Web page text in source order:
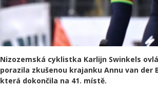
Nizozemská cyklistka Karlijn Swinkels
porazila zkušenou krajanku Annu van
která dokončila na 41. místě.